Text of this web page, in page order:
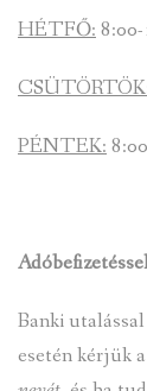
HÉTFŐ:
PÉNTEK:
Banki
esetén kérjük